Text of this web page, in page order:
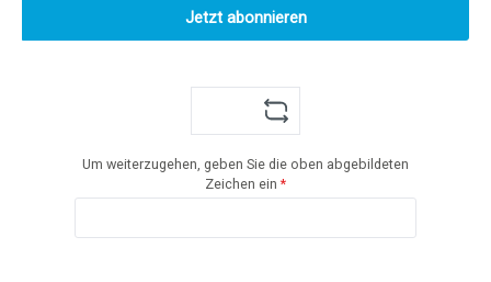
Jetzt abonnieren
Um weiterzugehen, geben Sie die oben abgebildeten
Zeichen ein *